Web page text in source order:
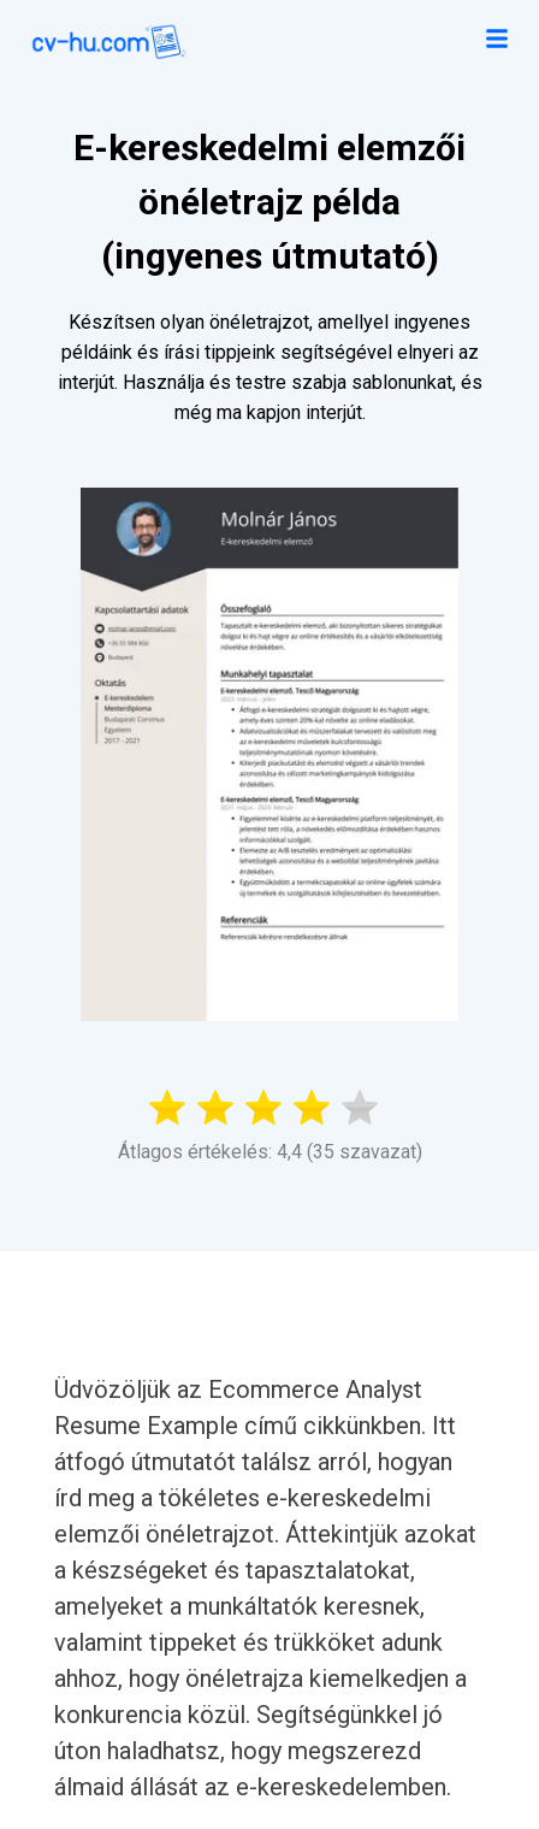
E-kereskedelmi elemzői
önéletrajz példa
(ingyenes útmutató)
Készítsen olyan önéletrajzot, amellyel ingyenes
példáink és írási tippjeink segítségével elnyeri az
interjút. Használja és testre szabja sablonunkat, és
még ma kapjon interjút.
Átlagos értékelés: 4,4 (35 szavazat)
Üdvözöljük az Ecommerce Analyst
Resume Example című cikkünkben. Itt
átfogó útmutatót találsz arról, hogyan
írd meg a tökéletes e-kereskedelmi
elemzői önéletrajzot. Áttekintjük azokat
a készségeket és tapasztalatokat,
amelyeket a munkáltatók keresnek,
valamint tippeket és trükköket adunk
ahhoz, hogy önéletrajza kiemelkedjen a
konkurencia közül. Segítségünkkel jó
úton haladhatsz, hogy megszerezd
álmaid állását az e-kereskedelemben.